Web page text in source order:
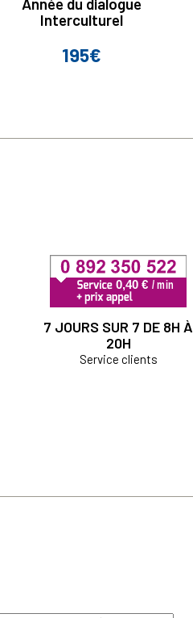
Interculturel
Prix
195€
7 JOURS SUR 7 DE 8H À
20H
Service clients